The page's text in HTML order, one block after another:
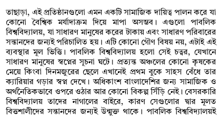
তাছাড়া, এই প্রতিষ্ঠানগুলো এমন একটি সামাজিক দায়িত্ব পালন করে যা
কোনো বৈশ্বিক মর্যাদাক্রম দিয়ে মাপা অসম্ভব। এগুলো পাবলিক
বিশ্ববিদ্যালয়, যা সাধারণ মানুষের করের টাকায় এবং সাধারণ পরিবারের
সন্তানদের জন্যই পরিচালিত হয়। এটি কোনো গৌণ বিষয় নয়, এটাই এই
ব্যবস্থার মূল ভিত্তি। পাবলিক বিশ্ববিদ্যালয় হলো সেই চত্বর, যেখানে
সাধারণ মানুষের স্বপ্নের সূচনা ঘটে। প্রত্যন্ত অঞ্চলের কোনো কৃষকের
মেয়ে কিংবা দিনমজুরের ছেলে এখানেই প্রথম বুকে সাহস বেঁধে তার
ক্যারিয়ার গড়ার স্বপ্ন দেখে। অধিকাংশ বাংলাদেশির জন্য সামাজিক ও
অর্থনৈতিকভাবে ওপরে ওঠার আর কোনো বিকল্প সিঁড়ি নেই। বেসরকারি
বিশ্ববিদ্যালয় তাদের নাগালের বাইরে, কারণ সেগুলোর দ্বার মূলত
বিত্তশালীদের সন্তানদের জন্যই উন্মুক্ত থাকে। পাবলিক বিশ্ববিদ্যালয়ই